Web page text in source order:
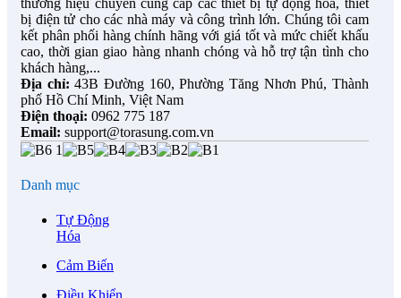
thương hiệu chuyên cung cấp các thiết bị tự động hóa, thiết
bị điện tử cho các nhà máy và công trình lớn. Chúng tôi cam
kết phân phối hàng chính hãng với giá tốt và mức chiết khấu
cao, thời gian giao hàng nhanh chóng và hỗ trợ tận tình cho
khách hàng,...
Địa chỉ: 43B Đường 160, Phường Tăng Nhơn Phú, Thành
phố Hồ Chí Minh, Việt Nam
Điện thoại: 0962 775 187
Email: support@torasung.com.vn
Danh mục
Tự Động
Hóa
Cảm Biến